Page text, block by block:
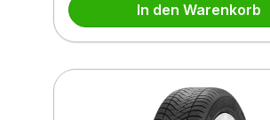
In den Warenkorb